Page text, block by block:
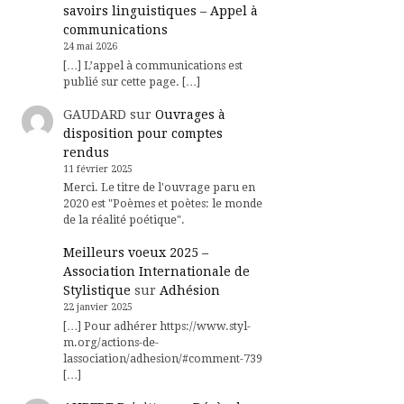
savoirs linguistiques – Appel à
communications
24 mai 2026
[…] L’appel à communications est
publié sur cette page. […]
GAUDARD sur Ouvrages à
disposition pour comptes
rendus
11 février 2025
Merci. Le titre de l'ouvrage paru en
2020 est "Poèmes et poètes: le monde
de la réalité poétique".
Meilleurs voeux 2025 –
Association Internationale de
Stylistique sur Adhésion
22 janvier 2025
[…] Pour adhérer https://www.styl-
m.org/actions-de-
lassociation/adhesion/#comment-739
[…]